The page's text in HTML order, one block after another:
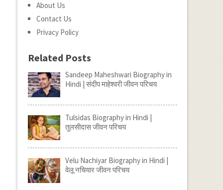
About Us
Contact Us
Privacy Policy
Related Posts
Sandeep Maheshwari Biography in
Hindi | संदीप माहेश्वरी जीवन परिचय
Tulsidas Biography in Hindi |
तुलसीदास जीवन परिचय
Velu Nachiyar Biography in Hindi |
वेलू नचियार जीवन परिचय